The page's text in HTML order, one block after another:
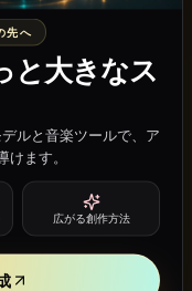
レーターを
のドラフトを生
調整してくださ
先へ
と大きなス
ルと音楽ツールで、ア
ます。
広がる創作方法